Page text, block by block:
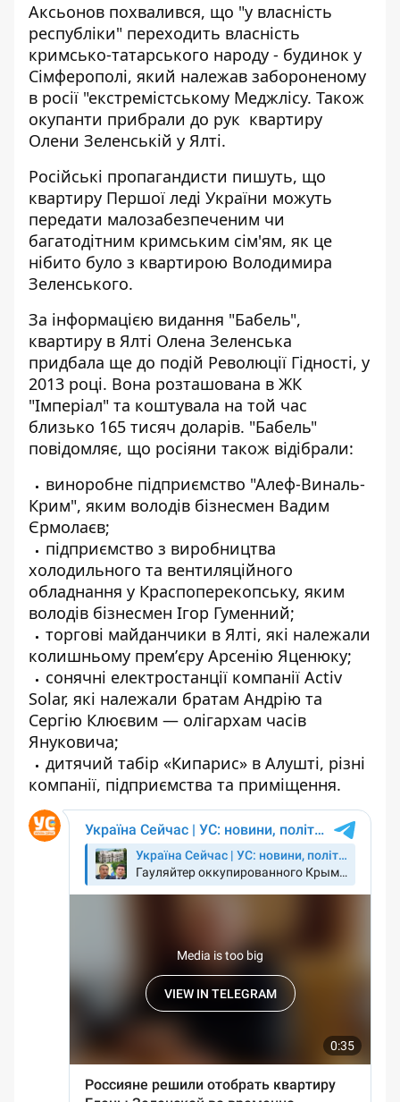
Аксьонов похвалився, що "у власність
республіки" переходить власність
кримсько-татарського народу - будинок у
Сімферополі, який належав забороненому
в росії "екстремістському Меджлісу. Також
окупанти прибрали до рук квартиру
Олени Зеленській у Ялті.
Російські пропагандисти пишуть, що
квартиру Першої леді України можуть
передати малозабезпеченим чи
багатодітним кримським сім'ям, як це
нібито було з квартирою Володимира
Зеленського.
За інформацією видання "Бабель",
квартиру в Ялті Олена Зеленська
придбала ще до подій Революції Гідності, у
2013 році. Вона розташована в ЖК
"Імперіал" та коштувала на той час
близько 165 тисяч доларів. "Бабель"
повідомляє, що росіяни також відібрали:
виноробне підприємство "Алеф-Виналь-
Крим", яким володів бізнесмен Вадим
Єрмолаєв;
підприємство з виробництва
холодильного та вентиляційного
обладнання у Краспоперекопську, яким
володів бізнесмен Ігор Гуменний;
торгові майданчики в Ялті, які належали
колишньому премʼєру Арсенію Яценюку;
сонячні електростанції компанії Activ
Solar, які належали братам Андрію та
Сергію Клюєвим — олігархам часів
Януковича;
дитячий табір «Кипарис» в Алушті, різні
компанії, підприємства та приміщення.